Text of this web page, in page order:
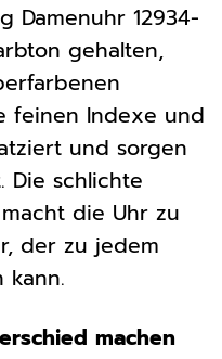
Damenuhr 12934-
gehalten,
feinen Indexe und
und sorgen
Die schlichte
die Uhr zu
der zu jedem
kann.
machen